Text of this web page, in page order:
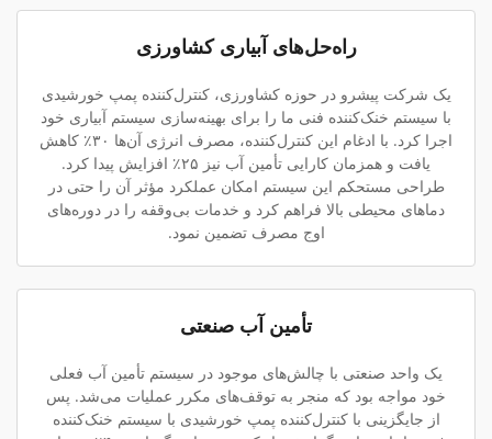
راه‌حل‌های آبیاری کشاورزی
یک شرکت پیشرو در حوزه کشاورزی، کنترل‌کننده پمپ خورشیدی
با سیستم خنک‌کننده فنی ما را برای بهینه‌سازی سیستم آبیاری خود
اجرا کرد. با ادغام این کنترل‌کننده، مصرف انرژی آن‌ها ۳۰٪ کاهش
یافت و همزمان کارایی تأمین آب نیز ۲۵٪ افزایش پیدا کرد.
طراحی مستحکم این سیستم امکان عملکرد مؤثر آن را حتی در
دماهای محیطی بالا فراهم کرد و خدمات بی‌وقفه را در دوره‌های
اوج مصرف تضمین نمود.
تأمین آب صنعتی
یک واحد صنعتی با چالش‌های موجود در سیستم تأمین آب فعلی
خود مواجه بود که منجر به توقف‌های مکرر عملیات می‌شد. پس
از جایگزینی با کنترل‌کننده پمپ خورشیدی با سیستم خنک‌کننده